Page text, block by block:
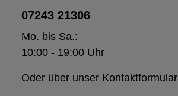
07243 21306
Mo. bis Sa.:
10:00 - 19:00 Uhr
Oder über unser Kontaktformular